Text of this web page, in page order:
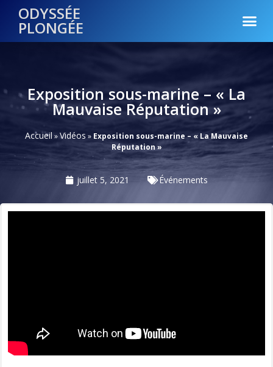
ODYSSÉE
PLONGÉE
Exposition sous-marine – « La
Mauvaise Réputation »
Accueil »Vidéos » Exposition sous-marine – « La Mauvaise
Réputation »
juillet 5, 2021 Événements